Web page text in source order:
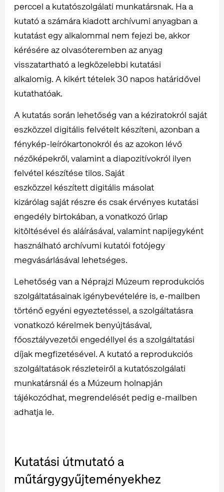
perccel a kutatószolgálati munkatársnak. Ha a
kutató a számára kiadott archívumi anyagban a
kutatást egy alkalommal nem fejezi be, akkor
kérésére az olvasóteremben az anyag
visszatartható a legközelebbi kutatási
alkalomig. A kikért tételek 30 napos határidővel
kutathatóak.
A kutatás során lehetőség van a kéziratokról saját
eszközzel digitális felvételt készíteni, azonban a
fénykép-leírókartonokról és az azokon lévő
nézőképekről, valamint a diapozitívokról ilyen
felvétel készítése tilos. Saját
eszközzel készített digitális másolat
kizárólag saját részre és csak érvényes kutatási
engedély birtokában, a vonatkozó űrlap
kitöltésével és aláírásával, valamint napijegyként
használható archívumi kutatói fotójegy
megvásárlásával lehetséges.
Lehetőség van a Néprajzi Múzeum reprodukciós
szolgáltatásainak igénybevételére is, e-mailben
történő egyéni egyeztetéssel, a szolgáltatásra
vonatkozó kérelmek benyújtásával,
főosztályvezetői engedéllyel és a szolgáltatási
díjak megfizetésével. A kutató a reprodukciós
szolgáltatások részleteiről a kutatószolgálati
munkatársnál és a Múzeum holnapján
tájékozódhat, megrendelését pedig e-mailben
adhatja le.
Kutatási útmutató a
műtárgygyűjteményekhez